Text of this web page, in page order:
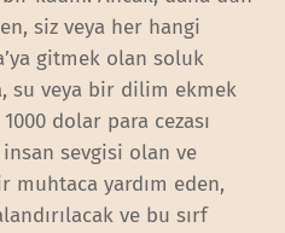
siz veya her hangi
gitmek olan soluk
su veya bir dilim ekmek
dolar para cezası
sevgisi olan ve
muhtaca yardım eden,
ve bu sırf